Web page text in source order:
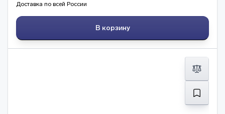
Доставка по всей России
В корзину